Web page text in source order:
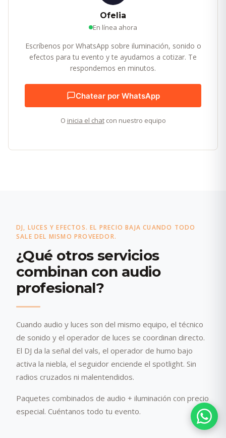
Ofelia
En línea ahora
Escríbenos por WhatsApp sobre iluminación, sonido o
efectos para tu evento y te ayudamos a cotizar. Te
respondemos en minutos.
Chatear por WhatsApp
O inicia el chatcon nuestro equipo
DJ, LUCES Y EFECTOS. EL PRECIO BAJA CUANDO TODO
SALE DEL MISMO PROVEEDOR.
¿Qué otros servicios
combinan con audio
profesional?
Cuando audio y luces son del mismo equipo, el técnico
de sonido y el operador de luces se coordinan directo.
El DJ da la señal del vals, el operador de humo bajo
activa la niebla, el seguidor enciende el spotlight. Sin
radios cruzados ni malentendidos.
Paquetes combinados de audio + iluminación con precio
especial. Cuéntanos todo tu evento.